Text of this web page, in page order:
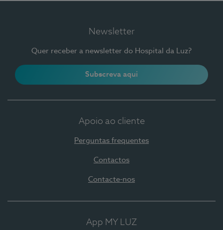
Newsletter
Quer receber a newsletter do Hospital da Luz?
Subscreva aqui
Apoio ao cliente
Perguntas frequentes
Contactos
Contacte-nos
App MY LUZ